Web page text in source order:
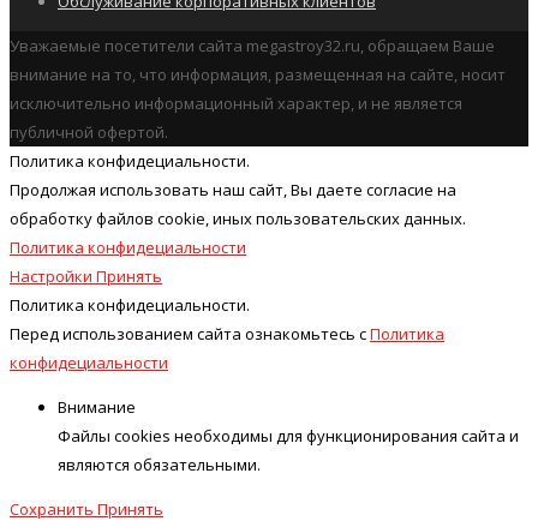
Уважаемые посетители сайта megastroy32.ru, обращаем Ваше
внимание на то, что информация, размещенная на сайте, носит
исключительно информационный характер, и не является
публичной офертой.
Политика конфидециальности.
Продолжая использовать наш cайт, Вы даете согласие на
обработку файлов cookie, иных пользовательских данных.
Политика конфидециальности
Настройки Принять
Политика конфидециальности.
Перед использованием сайта ознакомьтесь сПолитика
конфидециальности
Внимание
Файлы cookies необходимы для функционирования сайта и
являются обязательными.
Сохранить Принять